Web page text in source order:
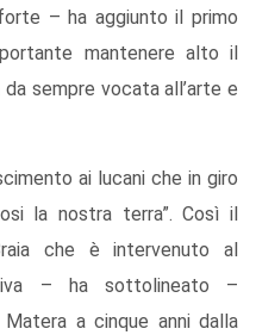
– ha aggiunto il primo
mantenere alto il
sempre vocata all’arte e
ai lucani che in giro
la nostra terra”. Così il
che è intervenuto al
– ha sottolineato –
Matera a cinque anni dalla